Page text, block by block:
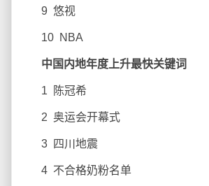
9 悠视
10 NBA
中国内地年度上升最快关键词
1 陈冠希
2 奥运会开幕式
3 四川地震
4 不合格奶粉名单